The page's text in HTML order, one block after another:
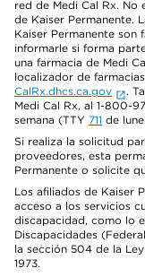
red de Medi Cal Rx. No
de Kaiser Permanente.
Kaiser Permanente son
informarle si forma
una farmacia de Medi
localizador de
CalRx.dhcs.ca.gov
.
Medi Cal Rx, al 1-800-
semana (TTY 711 de
Si realiza la solicitud
proveedores, esta
Permanente o solicite
Los afiliados de Kaiser
acceso a los servicios
discapacidad, como lo
Discapacidades
la sección 504 de la
1973.